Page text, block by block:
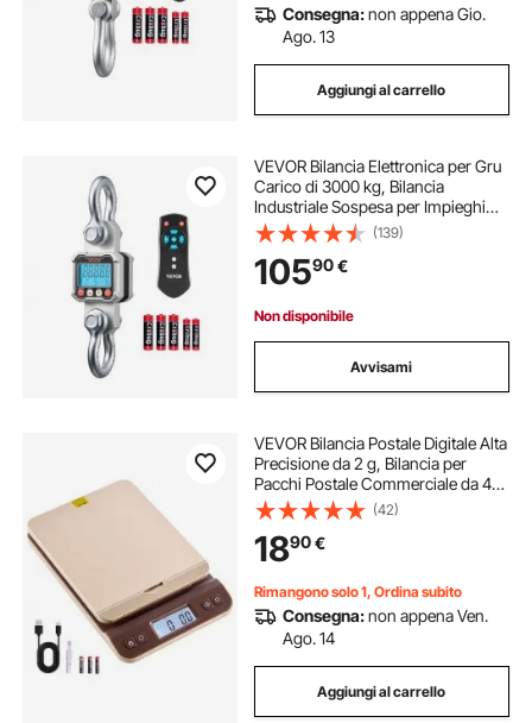
Consegna:non appena Gio.
Ago. 13
Aggiungi al carrello
VEVOR Bilancia Elettronica per Gru
Carico di 3000 kg, Bilancia
Industriale Sospesa per Impieghi
Gravosi con Cassa in Alluminio
Pressofuso e Display LCD, Divisione
500 g e Interruttore a 3 Unità
(139)
10590€
Non disponibile
Avvisami
VEVOR Bilancia Postale Digitale Alta
Precisione da 2 g, Bilancia per
Pacchi Postale Commerciale da 40
kg, Design con Supporto Ribaltabile
e Facile Calibrazione, Adatta per
Uso Domestico e in Ufficio
(42)
1890€
Rimangono solo 1, Ordina subito
Consegna:non appena Ven.
Ago. 14
Aggiungi al carrello